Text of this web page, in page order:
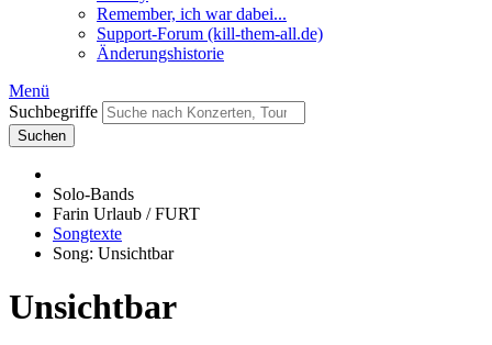
Remember, ich war dabei...
Support-Forum (kill-them-all.de)
Änderungshistorie
Menü
Suchbegriffe
Suchen
Solo-Bands
Farin Urlaub / FURT
Songtexte
Song: Unsichtbar
Unsichtbar